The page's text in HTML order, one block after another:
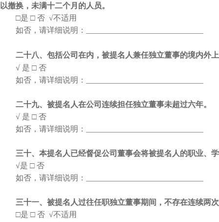
以撤换，未满十二个月的人员。
□是 □ 否 √不适用
如否，请详细说明：
二十八、包括公司在内，被提名人兼任独立董事的境内外
√ 是 □ 否
如否，请详细说明：
二十九、被提名人在公司连续担任独立董事未超过六年。
√ 是 □ 否
如否，请详细说明：
三十、本提名人已经督促公司董事会将被提名人的职业、
√是 □ 否
如否，请详细说明：
三十一、被提名人过往任职独立董事期间，不存在连续两
□是 □ 否 √不适用